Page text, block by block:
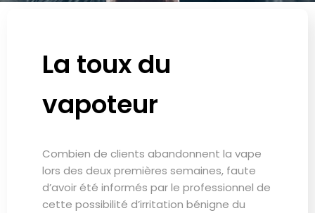
La toux du
vapoteur
Combien de clients abandonnent la vape
lors des deux premières semaines, faute
d’avoir été informés par le professionnel de
cette possibilité d’irritation bénigne du